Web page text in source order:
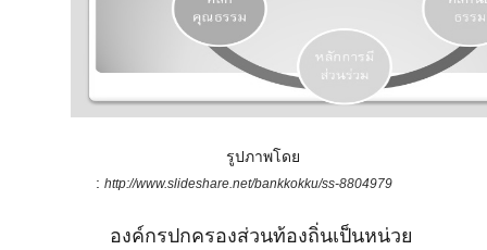
รูปภาพโดย
: http://www.slideshare.net/bankkokku/ss-8804979
องค์กรปกครองส่วนท้องถิ่นเป็นหน่วย